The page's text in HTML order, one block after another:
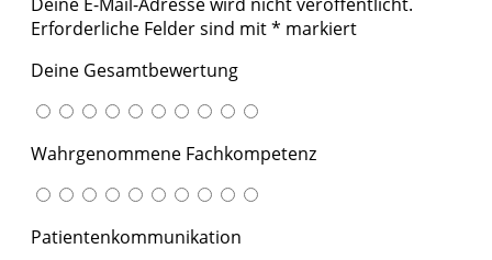
Erforderliche Felder sind mit* markiert
Deine Gesamtbewertung
Wahrgenommene Fachkompetenz
Patientenkommunikation